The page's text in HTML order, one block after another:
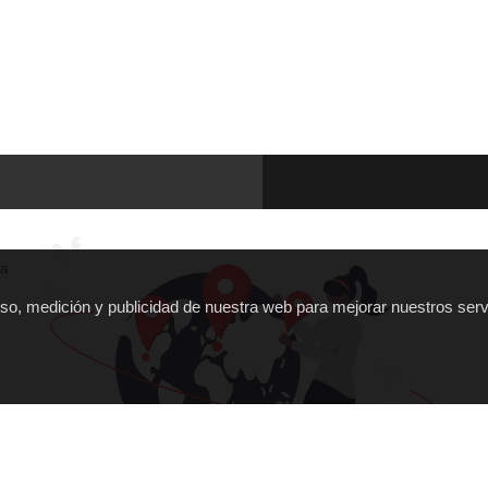
medición y publicidad de nuestra web para mejorar nuestros